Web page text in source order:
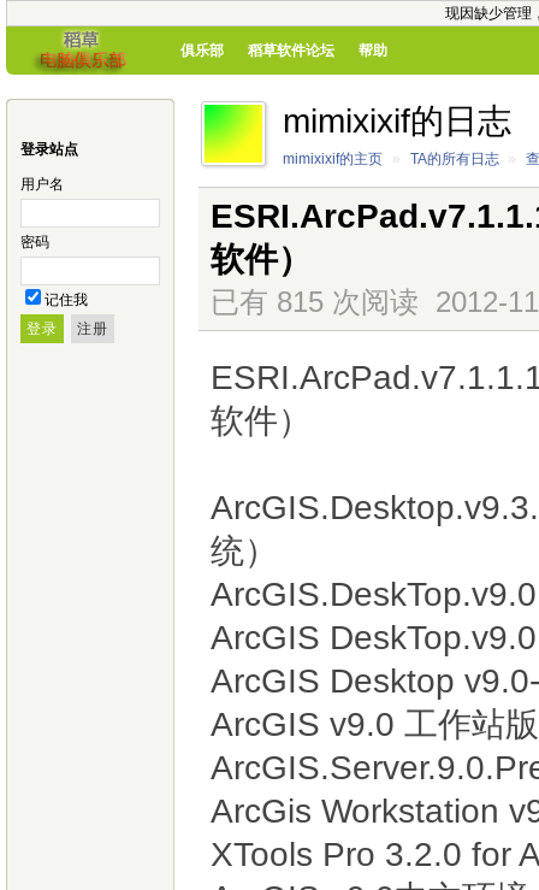
现因缺少管理
俱乐部 稻草软件论坛 帮助
登录站点
用户名
密码
记住我
mimixixif的日志
mimixixif的主页 » TA的所有日志 »
软件）
已有 815 次阅读 2012-
软件）
统）
ArcGIS
ArcGIS Desktop
ArcGIS v9.0 工作站
ArcGis Workstation
XTools Pro 3.2.0 for